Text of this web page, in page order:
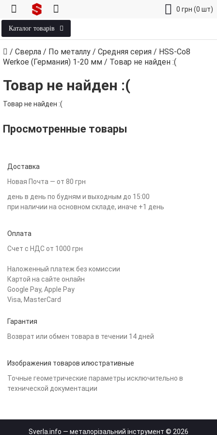
0 грн (0 шт)
Каталог товарів
/ Сверла / По металлу / Средняя серия / HSS-Co8
Werkoe (Германия) 1‑20 мм / Товар не найден :(
Товар не найден :(
Товар не найден :(
Просмотренные товары
Доставка
Новая Почта — от 80 грн
день в день по будням и выходным до 15:00
при наличии на основном складе, иначе +1 день
Оплата
Счет с НДС от 1000 грн
Наложенный платеж без комиссии
Картой на сайте онлайн
Google Pay, Apple Pay
Visa, MasterCard
Гарантия
Возврат или обмен товара в течении 14 дней
Изображения товаров илюстративные
Точные геометрические параметры исключительно в
технической документации
Sverla.info — металорізальний інструмент © 2026